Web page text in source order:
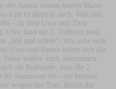
Saison seinen besten Mann
kam es dann ja auch. Was das
– da sind Uwe und Tiete
Uwe fand die 1. Halbzeit total
„reif und solide“. Was eine reife
Uwe und Bruno hören sich das
sollten auch ankommen.
die Podwarte, dass die 2.
für Hannover 96 – die bessere
wegen der Tore. Bleibt die